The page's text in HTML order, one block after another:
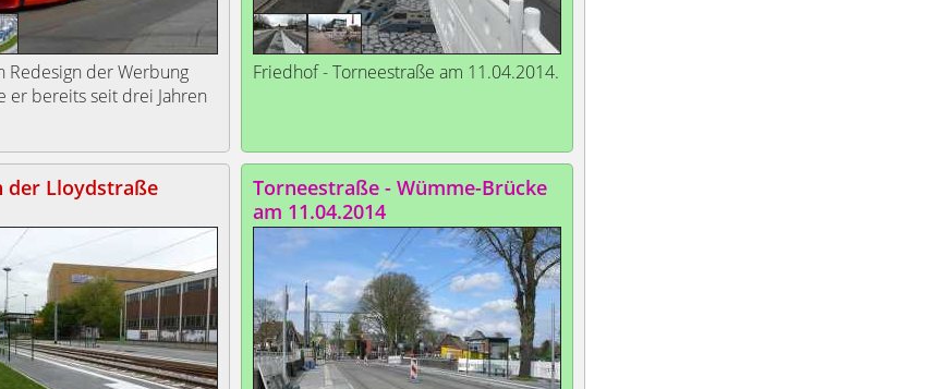
Redesign der Werbung
er bereits seit drei Jahren
Friedhof - Torneestraße am 11.04.2014.
der Lloydstraße
Torneestraße - Wümme-Brücke
am 11.04.2014